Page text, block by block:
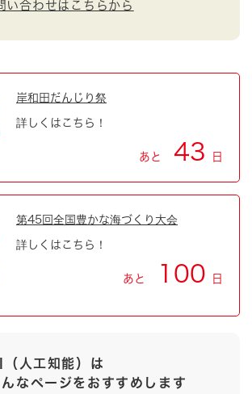
い合わせはこちらから
岸和田だんじり祭
詳しくはこちら！
あと 43 日
第45回全国豊かな海づくり大会
詳しくはこちら！
あと 100 日
（人工知能）は
んなページをおすすめします